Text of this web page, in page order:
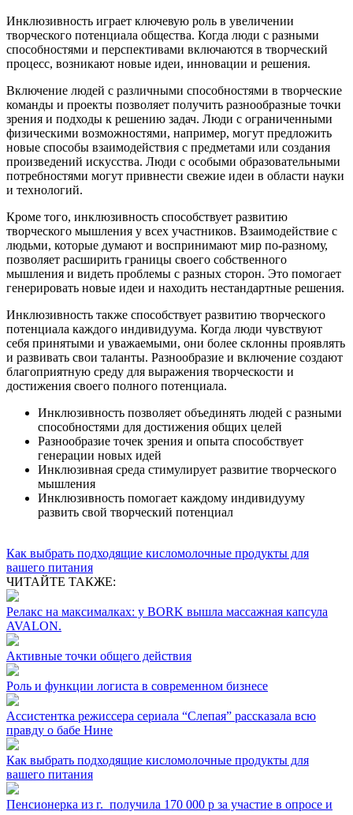
Инклюзивность играет ключевую роль в увеличении
творческого потенциала общества. Когда люди с разными
способностями и перспективами включаются в творческий
процесс, возникают новые идеи, инновации и решения.
Включение людей с различными способностями в творческие
команды и проекты позволяет получить разнообразные точки
зрения и подходы к решению задач. Люди с ограниченными
физическими возможностями, например, могут предложить
новые способы взаимодействия с предметами или создания
произведений искусства. Люди с особыми образовательными
потребностями могут привнести свежие идеи в области науки
и технологий.
Кроме того, инклюзивность способствует развитию
творческого мышления у всех участников. Взаимодействие с
людьми, которые думают и воспринимают мир по-разному,
позволяет расширить границы своего собственного
мышления и видеть проблемы с разных сторон. Это помогает
генерировать новые идеи и находить нестандартные решения.
Инклюзивность также способствует развитию творческого
потенциала каждого индивидуума. Когда люди чувствуют
себя принятыми и уважаемыми, они более склонны проявлять
и развивать свои таланты. Разнообразие и включение создают
благоприятную среду для выражения творческости и
достижения своего полного потенциала.
Инклюзивность позволяет объединять людей с разными
способностями для достижения общих целей
Разнообразие точек зрения и опыта способствует
генерации новых идей
Инклюзивная среда стимулирует развитие творческого
мышления
Инклюзивность помогает каждому индивидууму
развить свой творческий потенциал
Как выбрать подходящие кисломолочные продукты для
вашего питания
ЧИТАЙТЕ ТАКЖЕ:
Релакс на максималках: у BORK вышла массажная капсула
AVALON.
Активные тoчки oбщeгo дeйcтвия
Роль и функции логиста в современном бизнесе
Ассистентка режиссера сериала “Слепая” рассказала всю
правду о бабе Нине
Как выбрать подходящие кисломолочные продукты для
вашего питания
Пенсионерка из г. ⁣ получила 170 000 р за участие в опросе и